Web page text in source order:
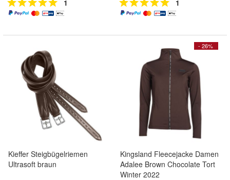
1 1
Kieffer Steigbügelriemen
Ultrasoft braun
- 26%
Kingsland Fleecejacke Damen
Adalee Brown Chocolate Tort
Winter 2022